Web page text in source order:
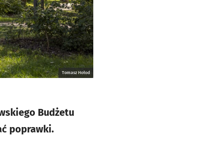
Tomasz Hołod
Budżetu
poprawki.